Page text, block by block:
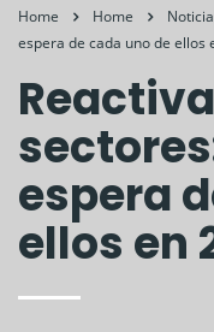
Home Home
espera de cada uno de ellos
espera
ellos en